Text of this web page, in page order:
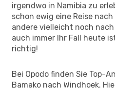
irgendwo in Namibia zu
schon ewig eine Reise
andere vielleicht noch
auch immer Ihr Fall heute
richtig!
Bei Opodo finden Sie Top-
Bamako nach Windhoek.